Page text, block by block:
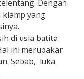
Dengan
yang
di usia batita
ini merupakan
Sebab, luka